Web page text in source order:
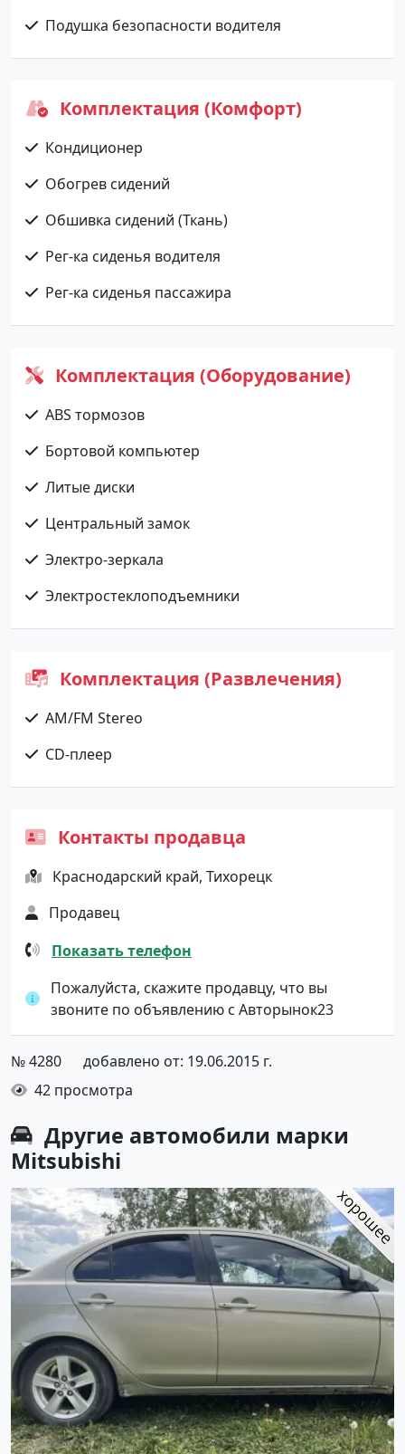
Подушка безопасности водителя
Комплектация (Комфорт)
Кондиционер
Обогрев сидений
Обшивка сидений (Ткань)
Рег-ка сиденья водителя
Рег-ка сиденья пассажира
Комплектация (Оборудование)
ABS тормозов
Бортовой компьютер
Литые диски
Центральный замок
Электро-зеркала
Электростеклоподъемники
Комплектация (Развлечения)
AM/FM Stereo
CD-плеер
Контакты продавца
Краснодарский край, Тихорецк
Продавец
Показать телефон
Пожалуйста, скажите продавцу, что вы
звоните по объявлению с Авторынок23
№ 4280
добавлено от: 19.06.2015 г.
42 просмотра
Другие автомобили марки
Mitsubishi